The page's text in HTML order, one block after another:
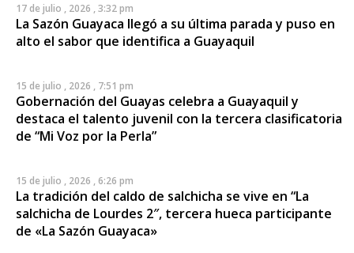
17 de julio , 2026 , 3:32 pm
La Sazón Guayaca llegó a su última parada y puso en
alto el sabor que identifica a Guayaquil
15 de julio , 2026 , 7:51 pm
Gobernación del Guayas celebra a Guayaquil y
destaca el talento juvenil con la tercera clasificatoria
de “Mi Voz por la Perla”
15 de julio , 2026 , 6:26 pm
La tradición del caldo de salchicha se vive en “La
salchicha de Lourdes 2″, tercera hueca participante
de «La Sazón Guayaca»